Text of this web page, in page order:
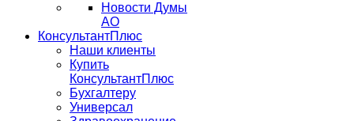
Новости Думы
АО
КонсультантПлюс
Наши клиенты
Купить
КонсультантПлюс
Бухгалтеру
Универсал